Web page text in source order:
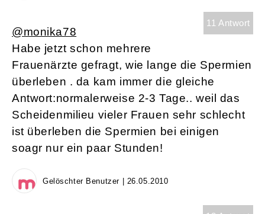
11 Antwort
@monika78
Habe jetzt schon mehrere
Frauenärzte gefragt, wie lange die Spermien
überleben . da kam immer die gleiche
Antwort:normalerweise 2-3 Tage.. weil das
Scheidenmilieu vieler Frauen sehr schlecht
ist überleben die Spermien bei einigen
soagr nur ein paar Stunden!
Gelöschter Benutzer | 26.05.2010